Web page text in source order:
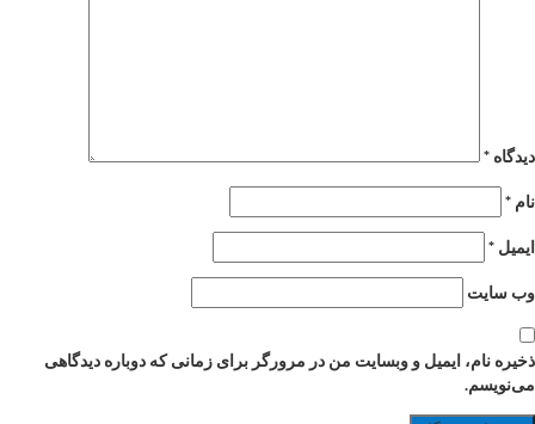
دیدگاه *
نام *
ایمیل *
وب‌ سایت
ذخیره نام، ایمیل و وبسایت من در مرورگر برای زمانی که دوباره دیدگاهی
می‌نویسم.